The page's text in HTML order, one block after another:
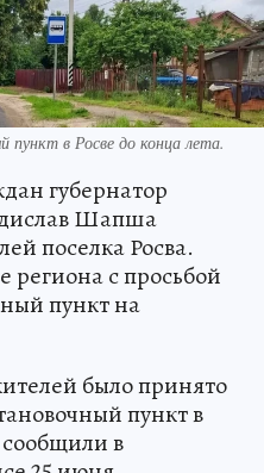
пункт в Росве до конца лета.
губернатор
Шапша
поселка Росва.
региона с просьбой
пункт на
было принято
пункт в
в